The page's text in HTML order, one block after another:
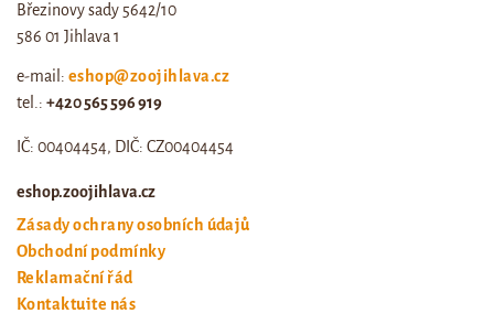
Březinovy sady 5642/10
586 01 Jihlava 1
e-mail: eshop@zoojihlava.cz
tel.: +420 565 596 919
IČ: 00404454, DIČ: CZ00404454
eshop.zoojihlava.cz
Zásady ochrany osobních údajů
Obchodní podmínky
Reklamační řád
Kontaktujte nás